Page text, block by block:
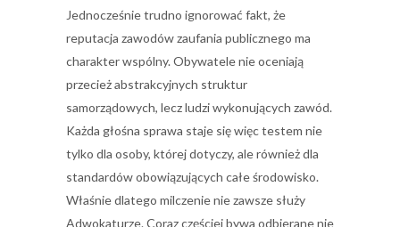
Jednocześnie trudno ignorować fakt, że
reputacja zawodów zaufania publicznego ma
charakter wspólny. Obywatele nie oceniają
przecież abstrakcyjnych struktur
samorządowych, lecz ludzi wykonujących zawód.
Każda głośna sprawa staje się więc testem nie
tylko dla osoby, której dotyczy, ale również dla
standardów obowiązujących całe środowisko.
Właśnie dlatego milczenie nie zawsze służy
Adwokaturze. Coraz częściej bywa odbierane nie